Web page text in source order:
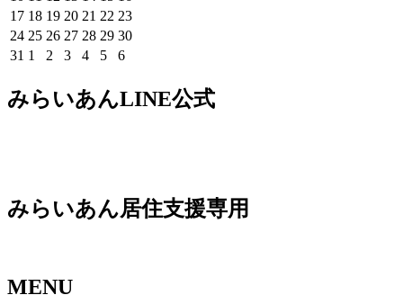
月
27
日
月
28
日
月
29
日
月
30
日
月
31
日
月
1
日
月
2
日
8
月
3
日
8
月
4
日
8
月
5
日
8
月
6
日
8
月
7
日
8
月
8
日
8
月
9
日
年
8
月
10
年
8
月
11
年
8
月
12
年
8
月
13
年
8
月
14
年
8
月
15
8
172026
年
8
日
182026
年
8
日
192026
年
8
日
202026
年
日
21 2026
年
8
日
22 2026
年
8
日
232026
年
日
242026
年
月
24
252026
年
25
262026
年
26
272026
年
月
27
282026
年
月
28
292026
年
29
302026
30
31 2026
月
1
2026
9
月
2 2026
9
月
32026
月
42026
9
月
52026
9
月
62026
9
月
みらいあんLINE公式
みらいあん居住支援専用
MENU